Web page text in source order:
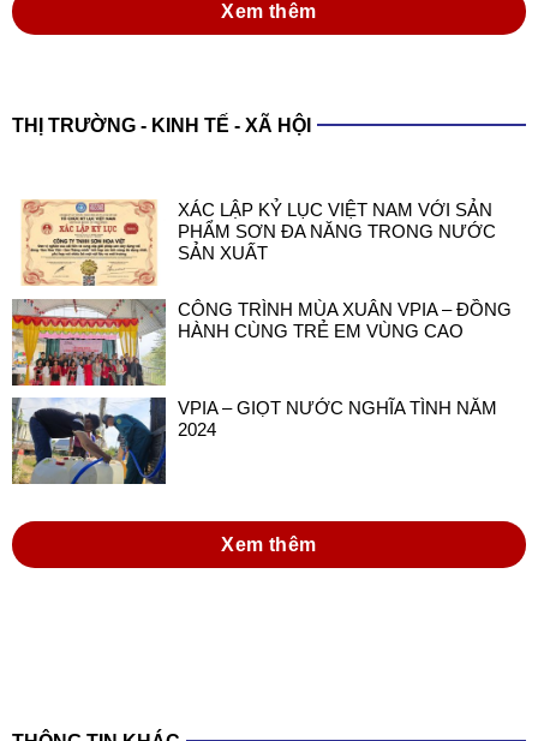
Xem thêm
THỊ TRƯỜNG - KINH TẾ - XÃ HỘI
XÁC LẬP KỶ LỤC VIỆT NAM VỚI SẢN
PHẨM SƠN ĐA NĂNG TRONG NƯỚC
SẢN XUẤT
CÔNG TRÌNH MÙA XUÂN VPIA – ĐỒNG
HÀNH CÙNG TRẺ EM VÙNG CAO
VPIA – GIỌT NƯỚC NGHĨA TÌNH NĂM
2024
Xem thêm